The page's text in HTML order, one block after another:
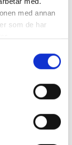
med annan
som de har